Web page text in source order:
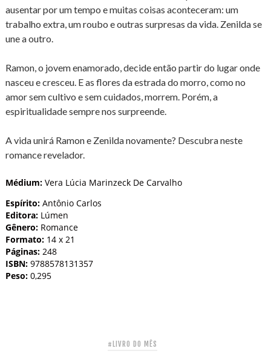
ausentar por um tempo e muitas coisas aconteceram: um
trabalho extra, um roubo e outras surpresas da vida. Zenilda se
une a outro.
Ramon, o jovem enamorado, decide então partir do lugar onde
nasceu e cresceu. E as flores da estrada do morro, como no
amor sem cultivo e sem cuidados, morrem. Porém, a
espiritualidade sempre nos surpreende.
A vida unirá Ramon e Zenilda novamente? Descubra neste
romance revelador.
Médium: Vera Lúcia Marinzeck De Carvalho
Espírito:Antônio Carlos
Editora: Lúmen
Gênero:Romance
Formato:14 x 21
Páginas:248
ISBN: 9788578131357
Peso:0,295
#LIVRO DO MÊS